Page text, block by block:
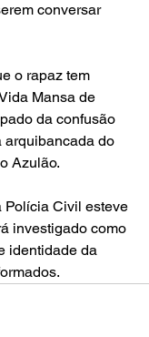
conversar
o rapaz tem
Mansa de
da confusão
arquibancada do
Azulão.
Polícia Civil esteve
investigado como
identidade da